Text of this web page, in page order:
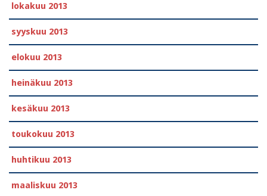
lokakuu 2013
syyskuu 2013
elokuu 2013
heinäkuu 2013
kesäkuu 2013
toukokuu 2013
huhtikuu 2013
maaliskuu 2013